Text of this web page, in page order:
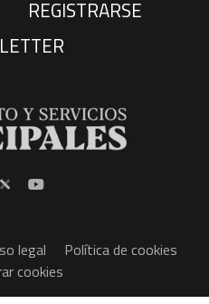
REGISTRARSE
legal
Política de cookies
cookies